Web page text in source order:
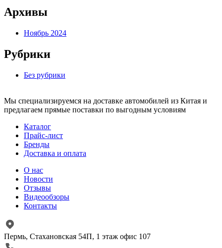
Архивы
Ноябрь 2024
Рубрики
Без рубрики
Мы специализируемся на доставке автомобилей из Китая и
предлагаем прямые поставки по выгодным условиям
Каталог
Прайс-лист
Бренды
Доставка и оплата
О нас
Новости
Отзывы
Видеообзоры
Контакты
Пермь, Стахановская 54П, 1 этаж офис 107